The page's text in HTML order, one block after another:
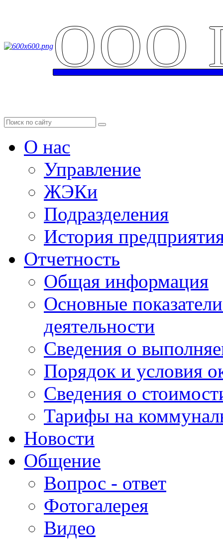
ООО
О нас
Управление
ЖЭКи
Подразделения
История
Отчетность
Общая информация
Основные
деятельности
Сведения о
Порядок и условия
Сведения о
Тарифы на
Новости
Общение
Вопрос - ответ
Фотогалерея
Видео